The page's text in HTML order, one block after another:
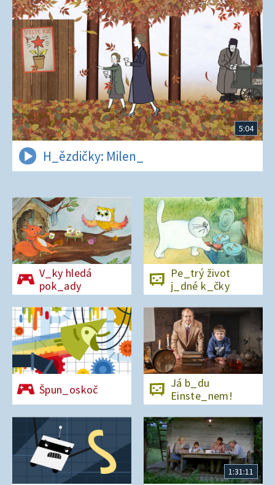
5:04
H_ězdičky: Milen_
V_ky hledá
pok_ady
Pe_trý život
j_dné k_čky
Špun_oskoč
Já b_du
Einste_nem!
1:31:11